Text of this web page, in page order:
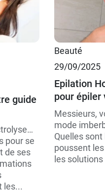
18,98 €
guide
pour se
de ses
les...
Beauté
29/09/2025
Epilation
pour épiler
Messieurs,
mode
Quelles
poussent
les